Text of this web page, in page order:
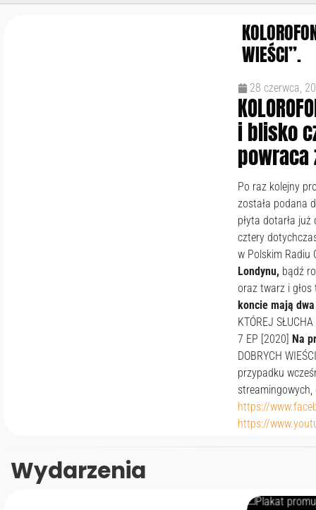
WIEŚCI”.
28 czerwca,
i blisko
powraca
Po raz kolejny
została podana
płyta dotarła
cztery
w Polskim Radiu
Londynu, bądź
oraz twarz i
koncie mają
KTÓREJ
7 EP [2020]
Na
DOBRYCH
przypadku
https://
https://
Wydarzenia